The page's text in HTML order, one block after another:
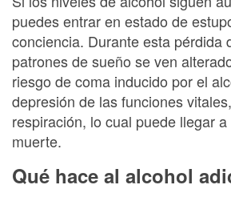
puedes entrar en estado de
conciencia. Durante esta pérdida
patrones de sueño se ven
riesgo de coma inducido por el
depresión de las funciones
respiración, lo cual puede llegar
muerte.
Qué hace al alcohol